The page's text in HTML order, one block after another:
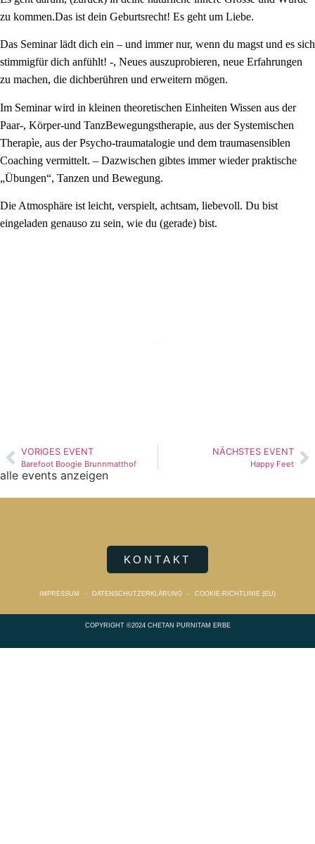
zu kommen.Das ist dein Geburtsrecht! Es geht um Liebe.
Das Seminar lädt dich ein – und immer nur, wenn du magst und es sich
stimmigfür dich anfühlt! -, Neues auszuprobieren, neue Erfahrungen
zu machen, die dichberühren und erweitern mögen.
Im Seminar wird in kleinen theoretischen Einheiten Wissen aus der
Paar-, Körper-und TanzBewegungstherapie, aus der Systemischen
Therapìe, aus der Psycho-traumatalogie und dem traumasensiblen
Coaching vermittelt. – Dazwischen gibtes immer wieder praktische
„Übungen“, Tanzen und Bewegung.
Die Atmosphäre ist leicht, verspielt, achtsam, liebevoll. Du bist
eingeladen genauso zu sein, wie du (gerade) bist.
VORIGES EVENT
Barefoot Boogie Brunnmatthof
NÄCHSTES EVENT
Happy Feet
alle events anzeigen
KONTAKT
IMPRESSUM DATENSCHUTZERKLÄRUNG COOKIE-RICHTLINIE (EU)
COPYRIGHT ©2024 CHETAN PURNITAM ERBE